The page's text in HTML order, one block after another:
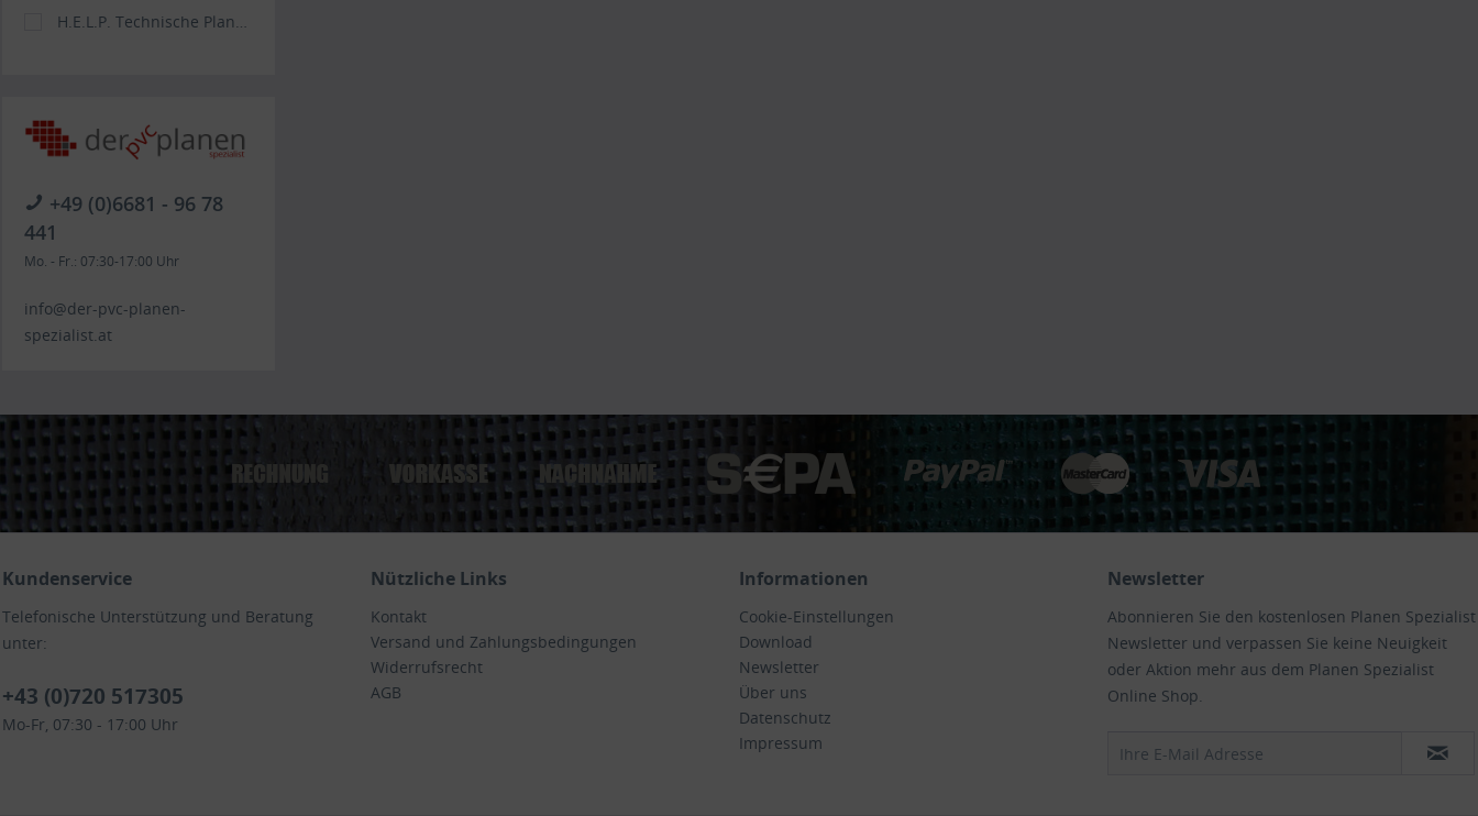
+49 (0)6681 - 96 78
441
Mo. - Fr.: 07:30-17:00 Uhr
info@der-pvc-planen-
spezialist.at
Kundenservice
Telefonische Unterstützung und Beratung
unter:
+43 (0)720 517305
Mo-Fr, 07:30 - 17:00 Uhr
Nützliche Links
Kontakt
Versand und Zahlungsbedingungen
Widerrufsrecht
AGB
Informationen
Cookie-Einstellungen
Download
Newsletter
Über uns
Datenschutz
Impressum
Newsletter
Abonnieren Sie den kostenlosen Planen Spezialist
Newsletter und verpassen Sie keine Neuigkeit
oder Aktion mehr aus dem Planen Spezialist
Online Shop.